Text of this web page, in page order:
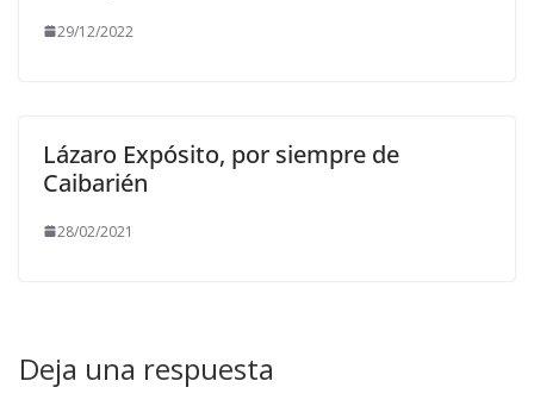
29/12/2022
Lázaro Expósito, por siempre de
Caibarién
28/02/2021
Deja una respuesta